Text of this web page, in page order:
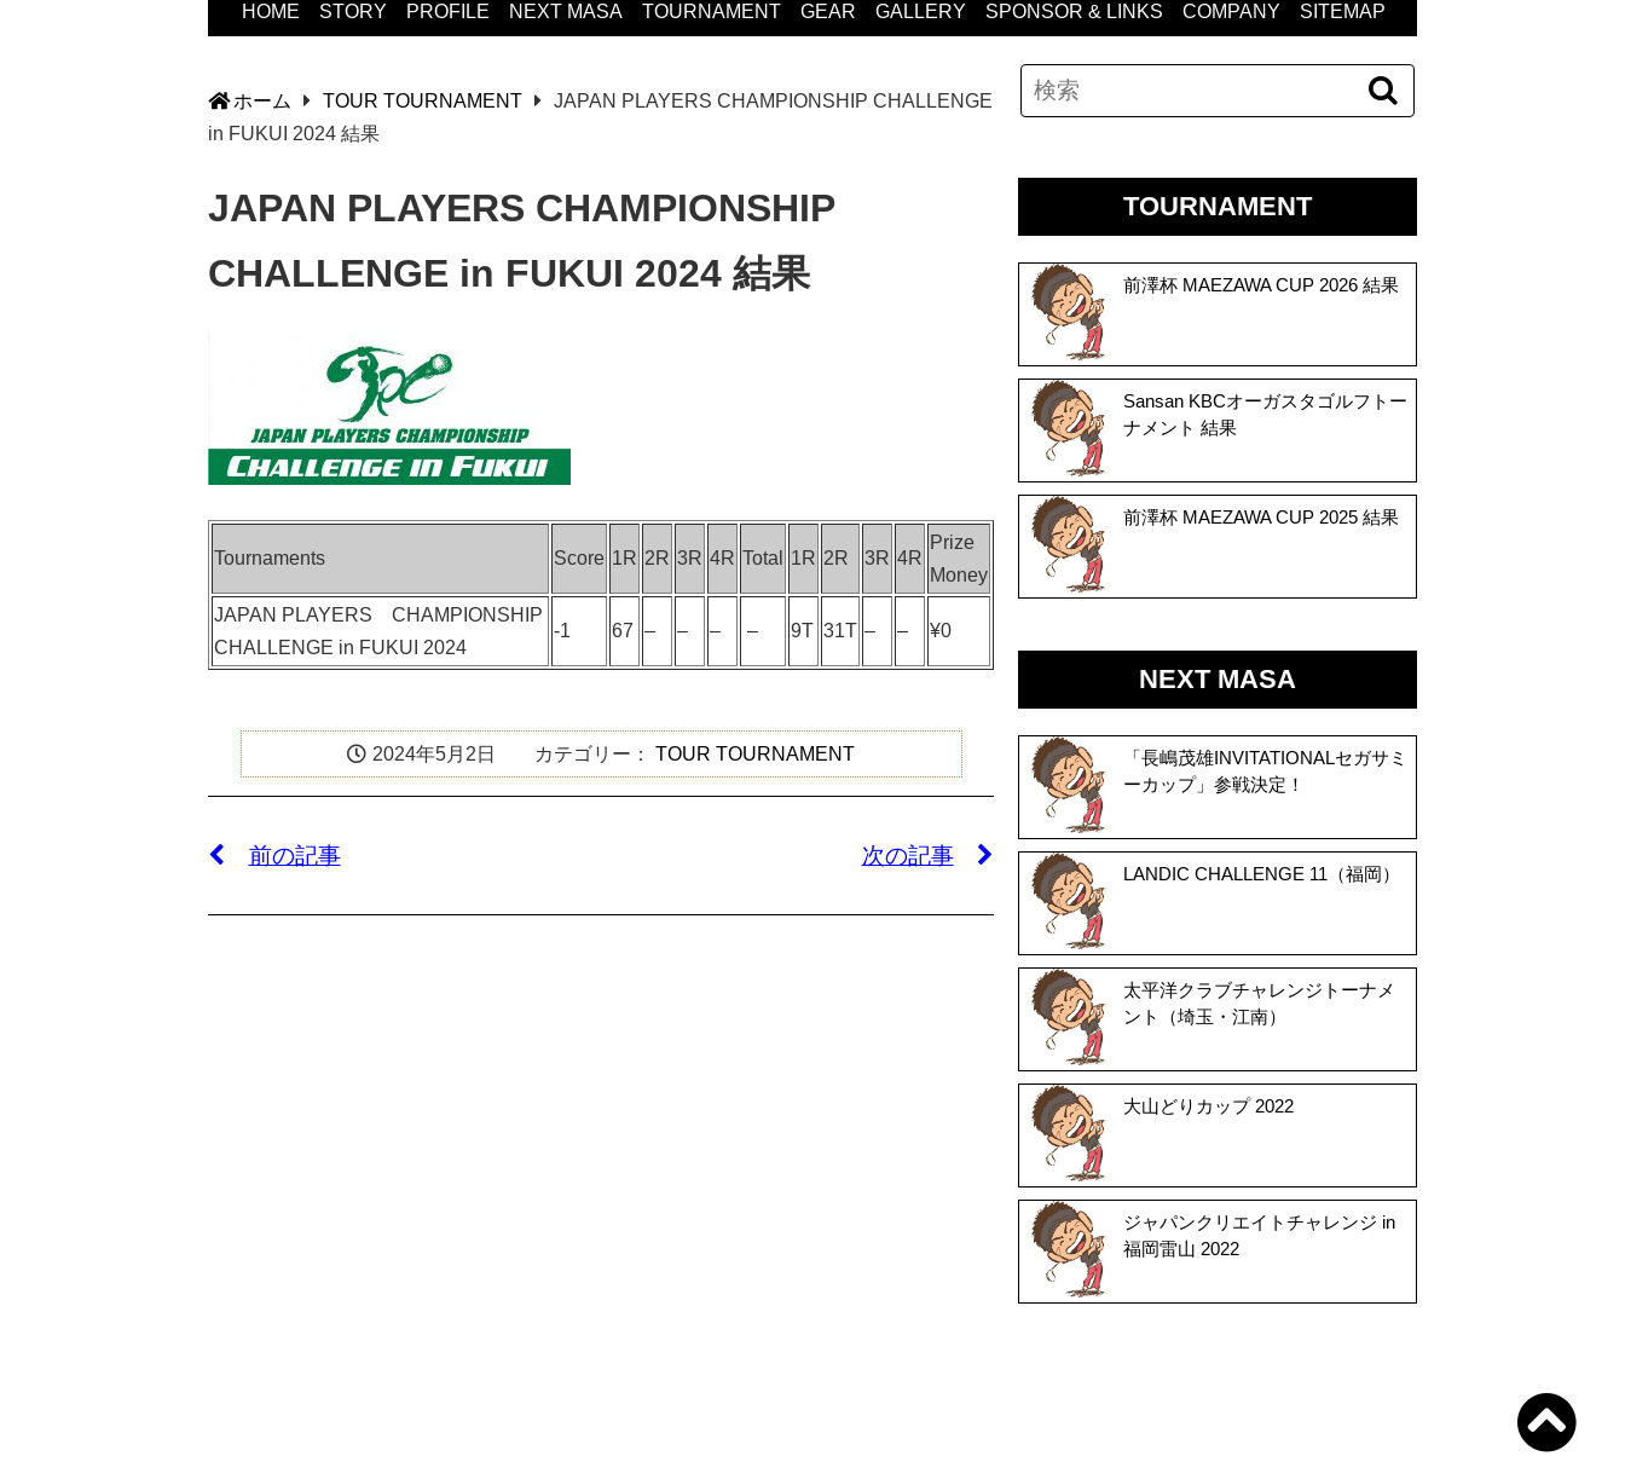
HOME STORY PROFILE NEXT MASA TOURNAMENT GEAR GALLERY SPONSOR & LINKS COMPANY SITEMAP
ホーム TOUR TOURNAMENT
JAPAN PLAYERS CHAMPIONSHIP CHALLENGE
in FUKUI 2024 結果
JAPAN PLAYERS CHAMPIONSHIP
CHALLENGE in FUKUI 2024 結果
Tournaments Score 1R 2R 3R 4R Total 1R 2R 3R 4R
Prize
Money
JAPAN PLAYERS CHAMPIONSHIP
CHALLENGE in FUKUI 2024
-1 67 – – – – 9T 31T – – ¥0
2024年5月2日 カテゴリー： TOUR TOURNAMENT
前の記事 次の記事
TOURNAMENT
前澤杯 MAEZAWA CUP 2026 結果
Sansan KBCオーガスタゴルフトー
ナメント 結果
前澤杯 MAEZAWA CUP 2025 結果
NEXT MASA
「長嶋茂雄INVITATIONALセガサミ
ーカップ」参戦決定！
LANDIC CHALLENGE 11（福岡）
太平洋クラブチャレンジトーナメ
ント（埼玉・江南）
大山どりカップ 2022
ジャパンクリエイトチャレンジ in
福岡雷山 2022